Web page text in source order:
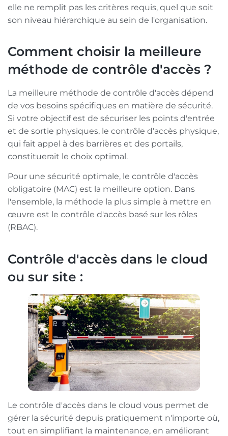
elle ne remplit pas les critères requis, quel que soit
son niveau hiérarchique au sein de l'organisation.
Comment choisir la meilleure
méthode de contrôle d'accès ?
La meilleure méthode de contrôle d'accès dépend
de vos besoins spécifiques en matière de sécurité.
Si votre objectif est de sécuriser les points d'entrée
et de sortie physiques, le contrôle d'accès physique,
qui fait appel à des barrières et des portails,
constituerait le choix optimal.
Pour une sécurité optimale, le contrôle d'accès
obligatoire (MAC) est la meilleure option. Dans
l'ensemble, la méthode la plus simple à mettre en
œuvre est le contrôle d'accès basé sur les rôles
(RBAC).
Contrôle d'accès dans le cloud
ou sur site :
Le contrôle d'accès dans le cloud vous permet de
gérer la sécurité depuis pratiquement n'importe où,
tout en simplifiant la maintenance, en améliorant